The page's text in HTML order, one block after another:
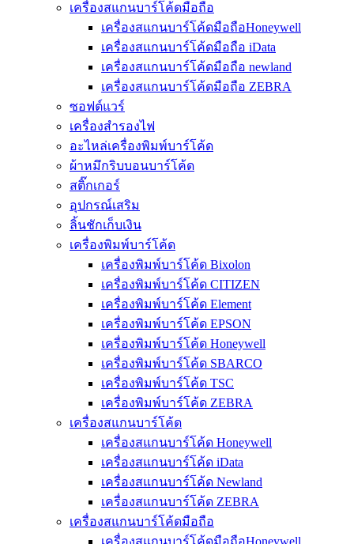
เครื่องสแกนบาร์โค้ดมือถือ
เครื่องสแกนบาร์โค้ดมือถือHoneywell
เครื่องสแกนบาร์โค้ดมือถือ iData
เครื่องสแกนบาร์โค้ดมือถือ newland
เครื่องสแกนบาร์โค้ดมือถือ ZEBRA
ซอฟต์แวร์
เครื่องสำรองไฟ
อะไหล่เครื่องพิมพ์บาร์โค้ด
ผ้าหมึกริบบอนบาร์โค้ด
สติ๊กเกอร์
อุปกรณ์เสริม
ลิ้นชักเก็บเงิน
เครื่องพิมพ์บาร์โค้ด
เครื่องพิมพ์บาร์โค้ด Bixolon
เครื่องพิมพ์บาร์โค้ด CITIZEN
เครื่องพิมพ์บาร์โค้ด Element
เครื่องพิมพ์บาร์โค้ด EPSON
เครื่องพิมพ์บาร์โค้ด Honeywell
เครื่องพิมพ์บาร์โค้ด SBARCO
เครื่องพิมพ์บาร์โค้ด TSC
เครื่องพิมพ์บาร์โค้ด ZEBRA
เครื่องสแกนบาร์โค้ด
เครื่องสแกนบาร์โค้ด Honeywell
เครื่องสแกนบาร์โค้ด iData
เครื่องสแกนบาร์โค้ด Newland
เครื่องสแกนบาร์โค้ด ZEBRA
เครื่องสแกนบาร์โค้ดมือถือ
เครื่องสแกนบาร์โค้ดมือถือHoneywell